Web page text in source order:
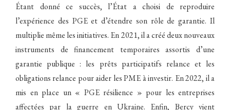
Étant donné ce succès, l’État a choisi de reproduire
l’expérience des PGE et d’étendre son rôle de garantie. Il
multiplie même les initiatives. En 2021, il a créé deux nouveaux
instruments de financement temporaires assortis d’une
garantie publique : les prêts participatifs relance et les
obligations relance pour aider les PME à investir. En 2022, il a
mis en place un « PGE résilience » pour les entreprises
affectées par la guerre en Ukraine. Enfin, Bercy vient